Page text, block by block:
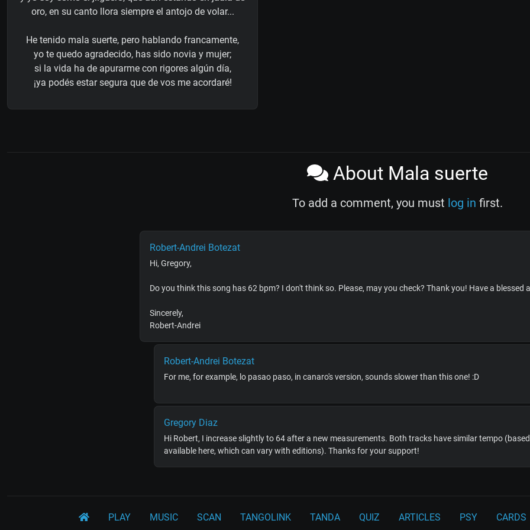
oro, en su canto llora siempre el antojo de volar...
He tenido mala suerte, pero hablando francamente,
yo te quedo agradecido, has sido novia y mujer;
si la vida ha de apurarme con rigores algún día,
¡ya podés estar segura que de vos me acordaré!
About Mala suerte
To add a comment, you must log in first.
Robert-Andrei Botezat
Hi, Gregory,
Do you think this song has 62 bpm? I don't think so. Please, may you check? Thank you! Have a blessed
Sincerely,
Robert-Andrei
Robert-Andrei Botezat
For me, for example, lo pasao paso, in canaro's version, sounds slower than this one! :D
Gregory Diaz
Hi Robert, I increase slightly to 64 after a new measurements. Both tracks have similar tempo
available here, which can vary with editions). Thanks for your support!
PLAY MUSIC SCAN TANGOLINK TANDA QUIZ ARTICLES PSY CARDS